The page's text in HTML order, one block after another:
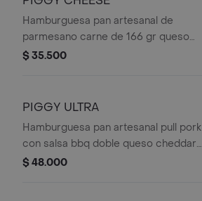
Hamburguesa pan artesanal de
parmesano carne de 166 gr queso
cheddar cogollo europeo tomate
$ 35.500
PIGGY ULTRA
Hamburguesa pan artesanal pull pork
con salsa bbq doble queso cheddar
90 gr de nuestro chicharrones
$ 48.000